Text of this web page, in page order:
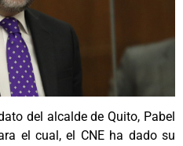
del alcalde de Quito, Pabel
el cual, el CNE ha dado su